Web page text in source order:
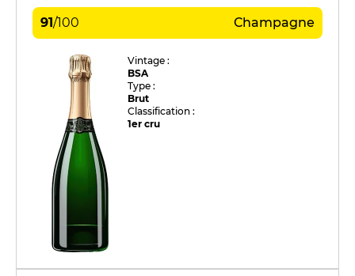
91/100 Champagne
Vintage :
BSA
Type :
Brut
Classification :
1er cru